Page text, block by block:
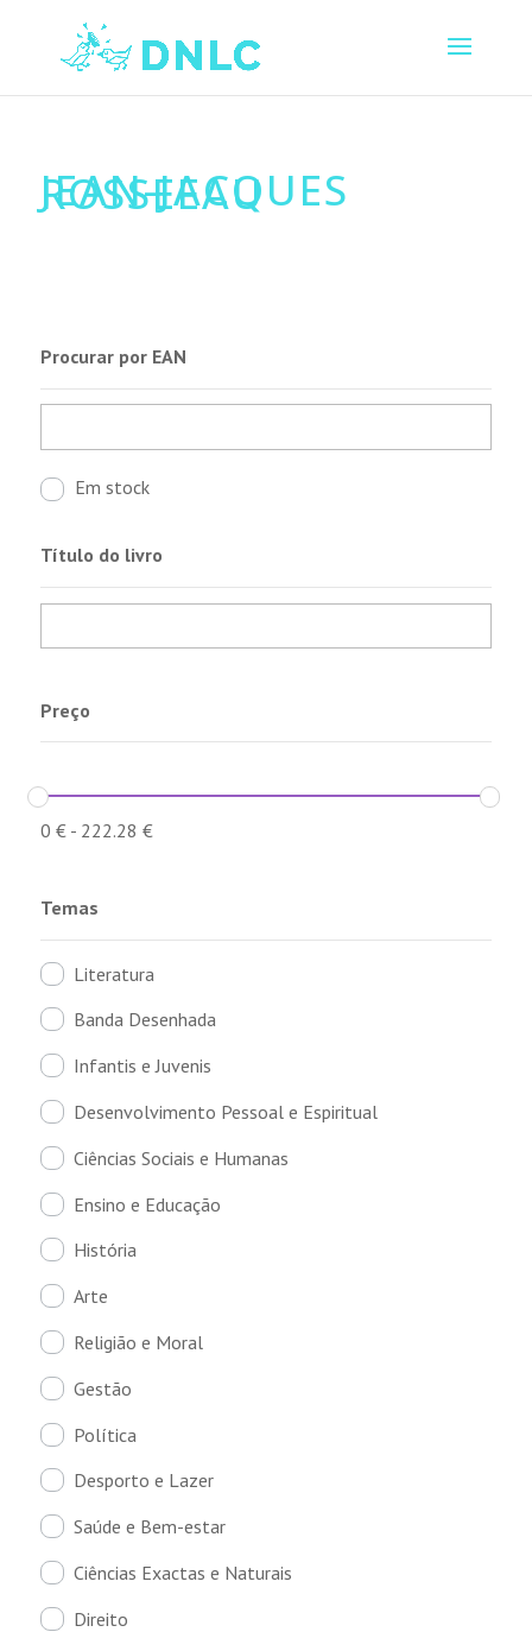
JEAN-JACQUES
ROSSEEAU
Procurar por EAN
Em stock
Título do livro
Preço
0 €- 222.28 €
Temas
Literatura
Banda Desenhada
Infantis e Juvenis
Desenvolvimento Pessoal e Espiritual
Ciências Sociais e Humanas
Ensino e Educação
História
Arte
Religião e Moral
Gestão
Política
Desporto e Lazer
Saúde e Bem-estar
Ciências Exactas e Naturais
Direito